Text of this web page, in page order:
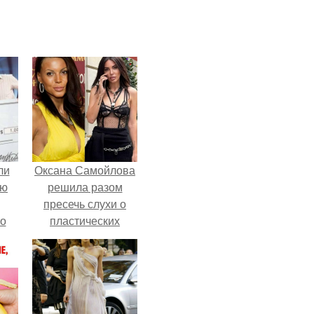
Оксана Самойлова
решила разом
пресечь слухи о
пластических
операциях и
публично
прояснила
ситуацию.